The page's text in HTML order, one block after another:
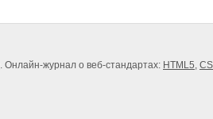
. Онлайн-журнал о веб-стандартах: HTML5,